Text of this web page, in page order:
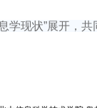
学现状”展开，